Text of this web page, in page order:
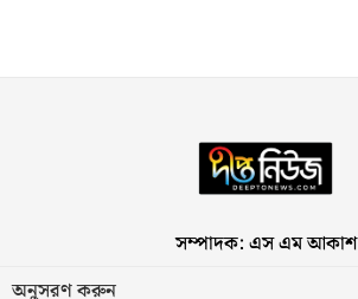
সম্পাদক: এস এম আকাশ
অনুসরণ করুন